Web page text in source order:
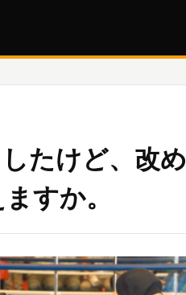
たけど、改め
すか。